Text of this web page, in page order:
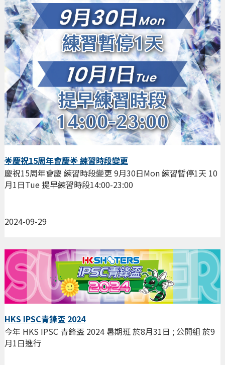
🌟慶祝15周年會慶🌟 練習時段變更
2024-09-29
慶祝15周年會慶 練習時段變更 9月30日Mon 練習暫停1天 10
月1日Tue 提早練習時段14:00-23:00
HKS IPSC青鋒盃 2024
今年 HKS IPSC 青鋒盃 2024 暑期班 於8月31日 ; 公開組 於9
月1日進行